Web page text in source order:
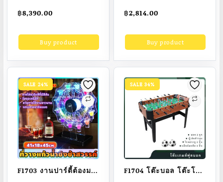
Radio Flyer Deluxe
‘N Trike , Designed
฿8,390.00
Buy product
Action Figure Blind
฿2,814.00
Buy product
SALE 24%
F1703 งานปาร์ตี้ต้องมา
SALE 34%
F1704 โต๊ะบอล โต๊ะโกล